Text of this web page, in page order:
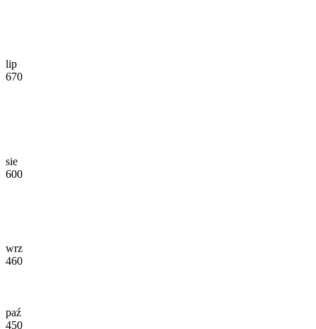
lip
670
sie
600
wrz
460
paź
450